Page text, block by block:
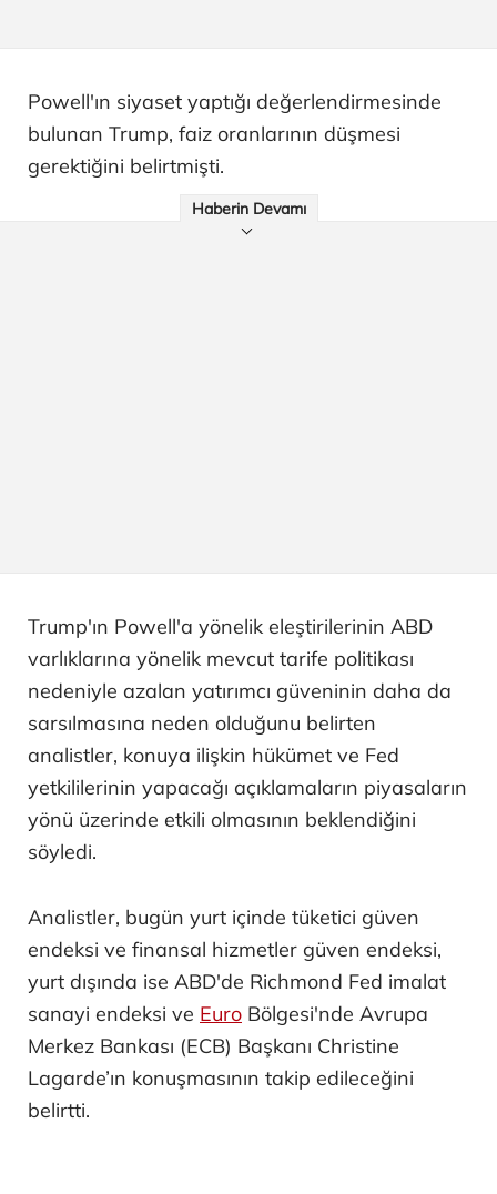
Powell'ın siyaset yaptığı değerlendirmesinde
bulunan Trump, faiz oranlarının düşmesi
gerektiğini belirtmişti.
Haberin Devamı
Trump'ın Powell'a yönelik eleştirilerinin ABD
varlıklarına yönelik mevcut tarife politikası
nedeniyle azalan yatırımcı güveninin daha da
sarsılmasına neden olduğunu belirten
analistler, konuya ilişkin hükümet ve Fed
yetkililerinin yapacağı açıklamaların piyasaların
yönü üzerinde etkili olmasının beklendiğini
söyledi.
Analistler, bugün yurt içinde tüketici güven
endeksi ve finansal hizmetler güven endeksi,
yurt dışında ise ABD'de Richmond Fed imalat
sanayi endeksi ve Euro Bölgesi'nde Avrupa
Merkez Bankası (ECB) Başkanı Christine
Lagarde’ın konuşmasının takip edileceğini
belirtti.